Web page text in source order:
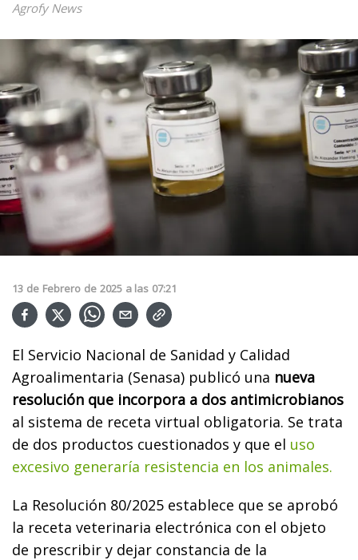
Agrofy News
13 de Febrero de 2025 a las 07:21
El Servicio Nacional de Sanidad y Calidad
Agroalimentaria (Senasa) publicó una nueva
resolución que incorpora a dos antimicrobianos
al sistema de receta virtual obligatoria. Se trata
de dos productos cuestionados y que el uso
excesivo generaría resistencia en los animales.
La Resolución 80/2025 establece que se aprobó
la receta veterinaria electrónica con el objeto
de prescribir y dejar constancia de la